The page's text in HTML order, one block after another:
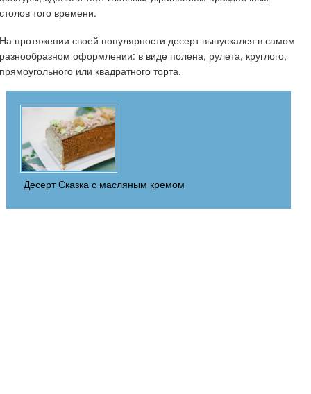
столов того времени.
На протяжении своей популярности десерт выпускался в самом
разнообразном оформлении: в виде полена, рулета, круглого,
прямоугольного или квадратного торта.
Десерт Сказка с масляным кремом